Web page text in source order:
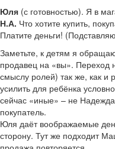
Юля (с готовностью). Я в
Н.А. Что хотите купить,
Платите деньги!
Заметьте, к детям я
продавец на «вы». Переход
смыслу ролей) так же, как и
усилить для ребёнка
сейчас «иные» – не
покупатель.
Юля даёт воображаемые
сторону. Тут же подходит